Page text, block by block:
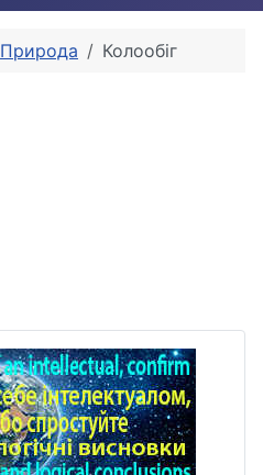
Природа Колообіг